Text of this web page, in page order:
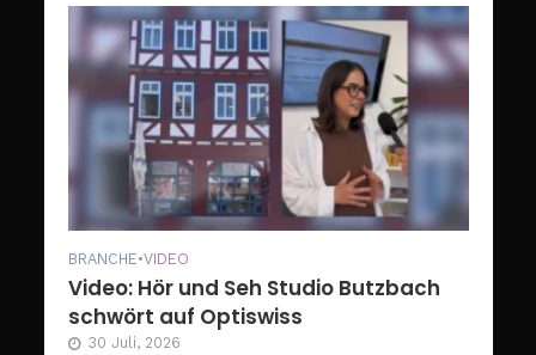
BRANCHE•VIDEO
Video: Hör und Seh Studio Butzbach
schwört auf Optiswiss
30 Juli, 2026